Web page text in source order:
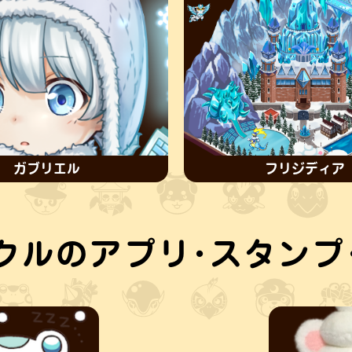
ガブリエル フリジディア
ルのアプリ･スタン